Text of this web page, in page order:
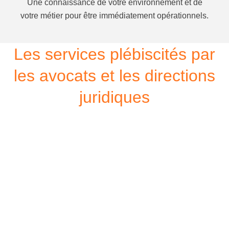
Une connaissance de votre environnement et de
votre métier pour être immédiatement opérationnels.
Les services plébiscités par
les avocats et les directions
juridiques